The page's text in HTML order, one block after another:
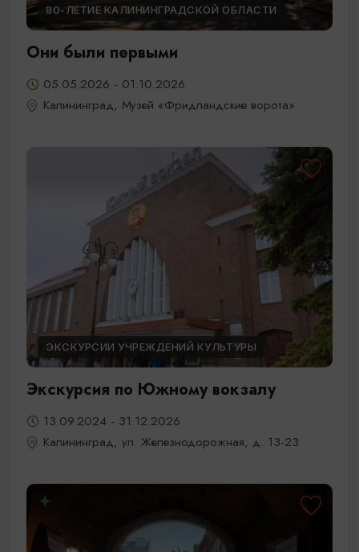
80-ЛЕТИЕ КАЛИНИНГРАДСКОЙ ОБЛАСТИ
Они были первыми
05.05.2026 - 01.10.2026
Калининград, Музей «Фридландские ворота»
ЭКСКУРСИИ УЧРЕЖДЕНИЙ КУЛЬТУРЫ
Экскурсия по Южному вокзалу
13.09.2024 - 31.12.2026
Калининград, ул. Железнодорожная, д. 13-23